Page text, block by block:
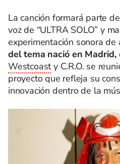
La canción formará parte
voz de “ULTRA SOLO” y
experimentación sonora de
del tema nació en Madrid,
Westcoasty C.R.O. se
proyecto que refleja su
innovación dentro de la